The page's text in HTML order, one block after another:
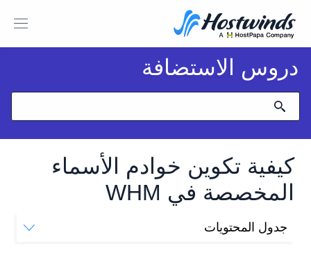
دروس الاستضافة
كيفية تكوين خوادم الأسماء
المخصصة في WHM
جدول المحتويات